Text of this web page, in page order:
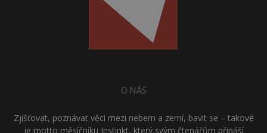
O NÁS
Zjišťovat, poznávat věci mezi nebem a zemí, bavit se – takové
je motto měsíčníku Instinkt, který svým čtenářům přináší